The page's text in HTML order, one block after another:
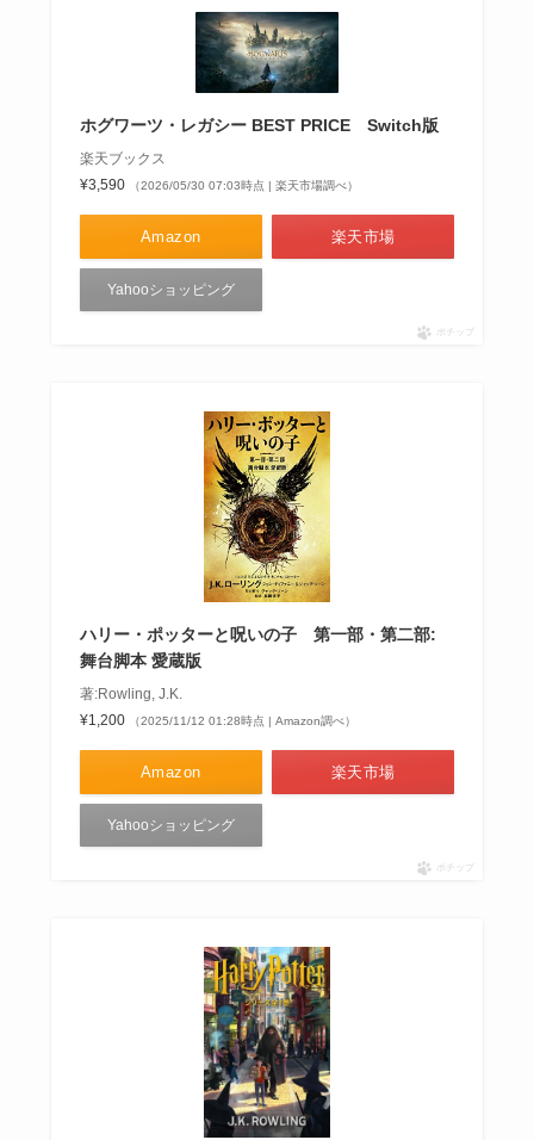
ホグワーツ・レガシー BEST PRICE Switch版
楽天ブックス
¥3,590
（2026/05/30 07:03時点 | 楽天市場調べ）
Amazon 楽天市場
Yahooショッピング
ポチップ
ハリー・ポッターと呪いの子 第一部・第二部:
舞台脚本 愛蔵版
著:Rowling, J.K.
¥1,200
（2025/11/12 01:28時点 | Amazon調べ）
Amazon 楽天市場
Yahooショッピング
ポチップ